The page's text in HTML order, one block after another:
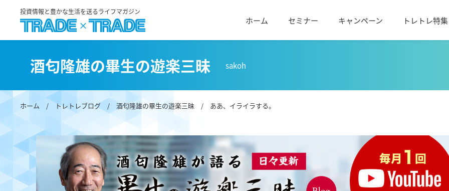
投資情報と豊かな生活を送るライフマガジン
ホーム セミナー キャンペーン トレトレ特集
酒匂隆雄の畢生の遊楽三昧 sakoh
ホーム /トレトレブログ / 酒匂隆雄の畢生の遊楽三昧 / ああ、イライラする。